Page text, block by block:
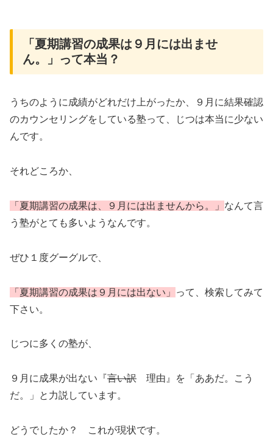
「夏期講習の成果は９月には出ませ
ん。」って本当？
うちのように成績がどれだけ上がったか、９月に結果確認
のカウンセリングをしている塾って、じつは本当に少ない
んです。
それどころか、
「夏期講習の成果は、９月には出ませんから。」 なんて言
う塾がとても多いようなんです。
ぜひ１度グーグルで、
「夏期講習の成果は９月には出ない」
って、検索してみて
下さい。
じつに多くの塾が、
９月に成果が出ない『言い訳 理由』を「ああだ。こう
だ。」と力説しています。
どうでしたか？ これが現状です。